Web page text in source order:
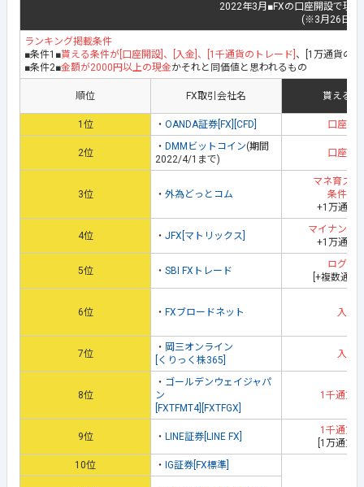
2022年3月■FXの口座開設で現
(※3月26日最
ランキング掲載条件
■条件1■貰える条件が[口座開設]、[入金]、[1千通貨のトレード] 、[1万通貨の
■条件2■金額が2000円以上の現金かそれと同価値と思われるもの
順位 FX取引会社名 貰える地
1位 ・ OANDA証券[FX][CFD] 口座開
2位
・ DMMビットコイン(期間
2022/4/1まで)
口座開
3位 ・ 外為どっとコム
マネ育スク
条件達
+1万通貨
4位 ・ JFX[マトリックス]
マイナンバ
+1万通貨
5位 ・ SBI FXトレード
ログイ
[+複数通貨
6位 ・ FXブロードネット 入金
7位
・ 岡三オンライン
[くりっく株365]
入金
8位
・ ゴールデンウェイジャパ
ン
[FXTFMT4][FXTFGX]
1千通貨
9位 ・ LINE証券[LINE FX]
1千通貨
[1万通貨
10位
・ IG証券[FX標準]